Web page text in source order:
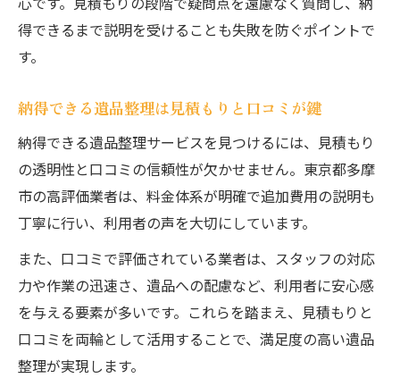
得できるまで説明を受けることも失敗を防ぐポイントで
す。
納得できる遺品整理は見積もりと口コミが鍵
納得できる遺品整理サービスを見つけるには、見積もり
の透明性と口コミの信頼性が欠かせません。東京都多摩
市の高評価業者は、料金体系が明確で追加費用の説明も
丁寧に行い、利用者の声を大切にしています。
また、口コミで評価されている業者は、スタッフの対応
力や作業の迅速さ、遺品への配慮など、利用者に安心感
を与える要素が多いです。これらを踏まえ、見積もりと
口コミを両輪として活用することで、満足度の高い遺品
整理が実現します。